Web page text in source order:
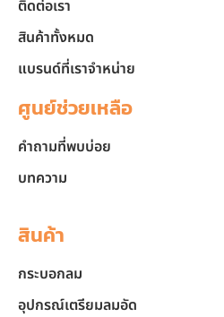
ติดต่อเรา
สินค้าทั้งหมด
แบรนด์ที่เราจำหน่าย
ศูนย์ช่วยเหลือ
คำถามที่พบบ่อย
บทความ
สินค้า
กระบอกลม
อุปกรณ์เตรียมลมอัด